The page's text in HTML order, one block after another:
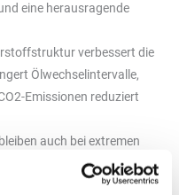
eine herausragende
verbessert die
Ölwechselintervalle,
Emissionen reduziert
auch bei extremen
konstante